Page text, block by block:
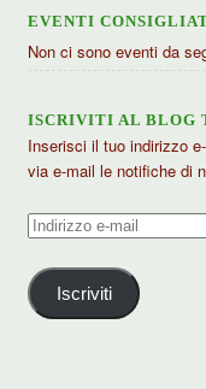
EVENTI
Non ci sono eventi da
ISCRIVITI AL BLOG
Inserisci il tuo indirizzo
via e-mail le notifiche di
Indirizzo
mail
Iscriviti